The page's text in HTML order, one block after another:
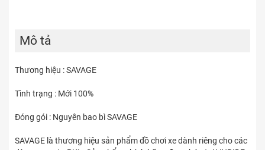
Mô tả
Thương hiệu : SAVAGE
Tình trạng : Mới 100%
Đóng gói : Nguyên bao bì SAVAGE
SAVAGE là thương hiệu sản phẩm đồ chơi xe dành riêng cho các